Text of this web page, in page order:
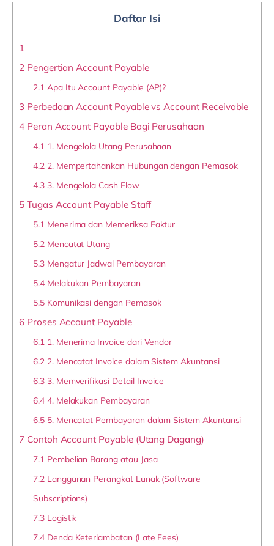
Daftar Isi
1
2Pengertian Account Payable
2.1 Apa Itu Account Payable (AP)?
3Perbedaan Account Payable vs Account Receivable
4Peran Account Payable Bagi Perusahaan
4.1 1. Mengelola Utang Perusahaan
4.2 2. Mempertahankan Hubungan dengan Pemasok
4.33. Mengelola Cash Flow
5Tugas Account Payable Staff
5.1 Menerima dan Memeriksa Faktur
5.2 Mencatat Utang
5.3Mengatur Jadwal Pembayaran
5.4Melakukan Pembayaran
5.5Komunikasi dengan Pemasok
6Proses Account Payable
6.1 1. Menerima Invoice dari Vendor
6.2 2. Mencatat Invoice dalam Sistem Akuntansi
6.33. Memverifikasi Detail Invoice
6.44. Melakukan Pembayaran
6.55. Mencatat Pembayaran dalam Sistem Akuntansi
7Contoh Account Payable (Utang Dagang)
7.1 Pembelian Barang atau Jasa
7.2 Langganan Perangkat Lunak (Software
Subscriptions)
7.3Logistik
7.4Denda Keterlambatan (Late Fees)